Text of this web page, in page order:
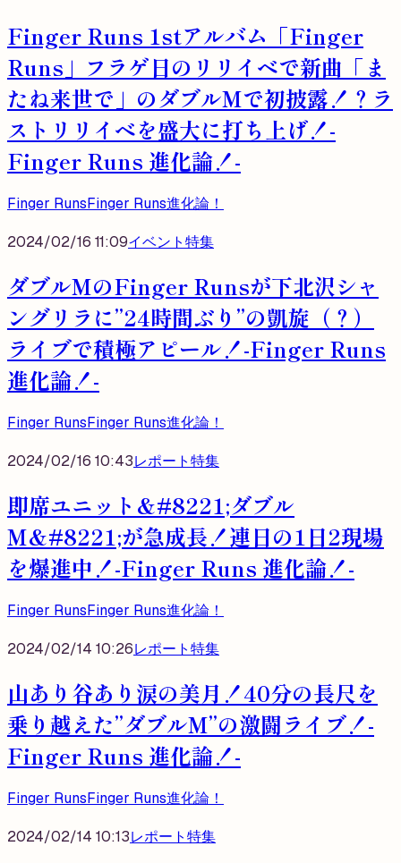
Finger Runs 1stアルバム「Finger
Runs」フラゲ日のリリイベで新曲「ま
たね来世で」のダブルMで初披露！？ラ
ストリリイベを盛大に打ち上げ！-
Finger Runs 進化論！-
Finger RunsFinger Runs進化論！
2024/02/16 11:09イベント特集
ダブルMのFinger Runsが下北沢シャ
ングリラに”24時間ぶり”の凱旋（？）
ライブで積極アピール！-Finger Runs
進化論！-
Finger RunsFinger Runs進化論！
2024/02/16 10:43レポート特集
即席ユニット&#8221;ダブル
M&#8221;が急成長！連日の1日2現場
を爆進中！-Finger Runs 進化論！-
Finger RunsFinger Runs進化論！
2024/02/14 10:26レポート特集
山あり谷あり涙の美月！40分の長尺を
乗り越えた”ダブルM”の激闘ライブ！-
Finger Runs 進化論！-
Finger RunsFinger Runs進化論！
2024/02/14 10:13レポート特集